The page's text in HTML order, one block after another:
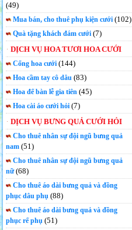
(49)
Mua bán, cho thuê phụ kiện cưới (102)
Quà tặng khách đám cưới (7)
DỊCH VỤ HOA TƯƠI HOA CƯỚI
Cổng hoa cưới (144)
Hoa cầm tay cô dâu(83)
Hoa để bàn lễ gia tiên (45)
Hoa cài áo cưới hỏi (7)
DỊCH VỤ BƯNG QUẢ CƯỚI HỎI
Cho thuê nhân sự đội ngũ bưng quả
nam (51)
Cho thuê nhân sự đội ngũ bưng quả
nữ(68)
Cho thuê áo dài bưng quả và đồng
phục dâu phụ (88)
Cho thuê áo dài bưng quả và đồng
phục rể phụ (51)